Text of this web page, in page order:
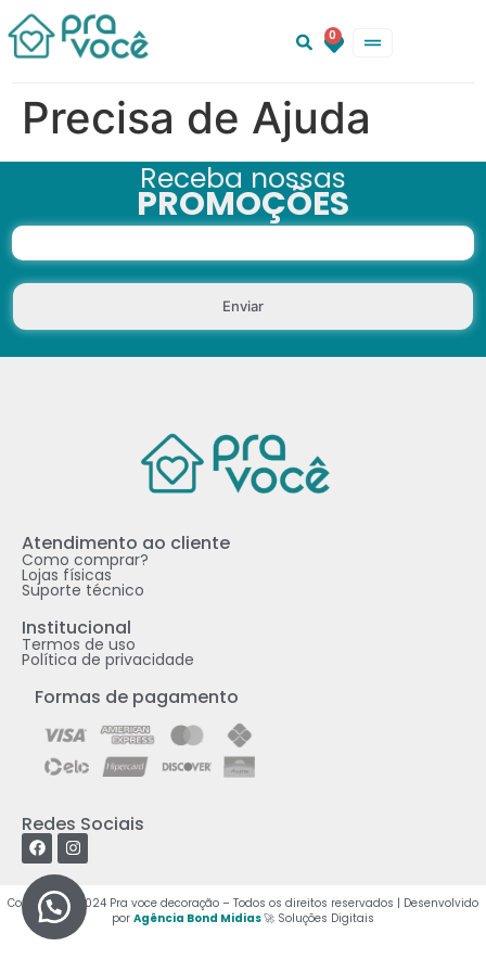
0
Precisa de Ajuda
Receba nossas
PROMOÇÕES
Enviar
Atendimento ao cliente
Como comprar?​
Lojas físicas
Suporte técnico
Institucional
Termos de uso
Política de privacidade
Formas de pagamento
Redes Sociais
Copyright © 2024 Pra voce decoração – Todos os direitos reservados | Desenvolvido
por Agência Bond Midias🚀 Soluções Digitais